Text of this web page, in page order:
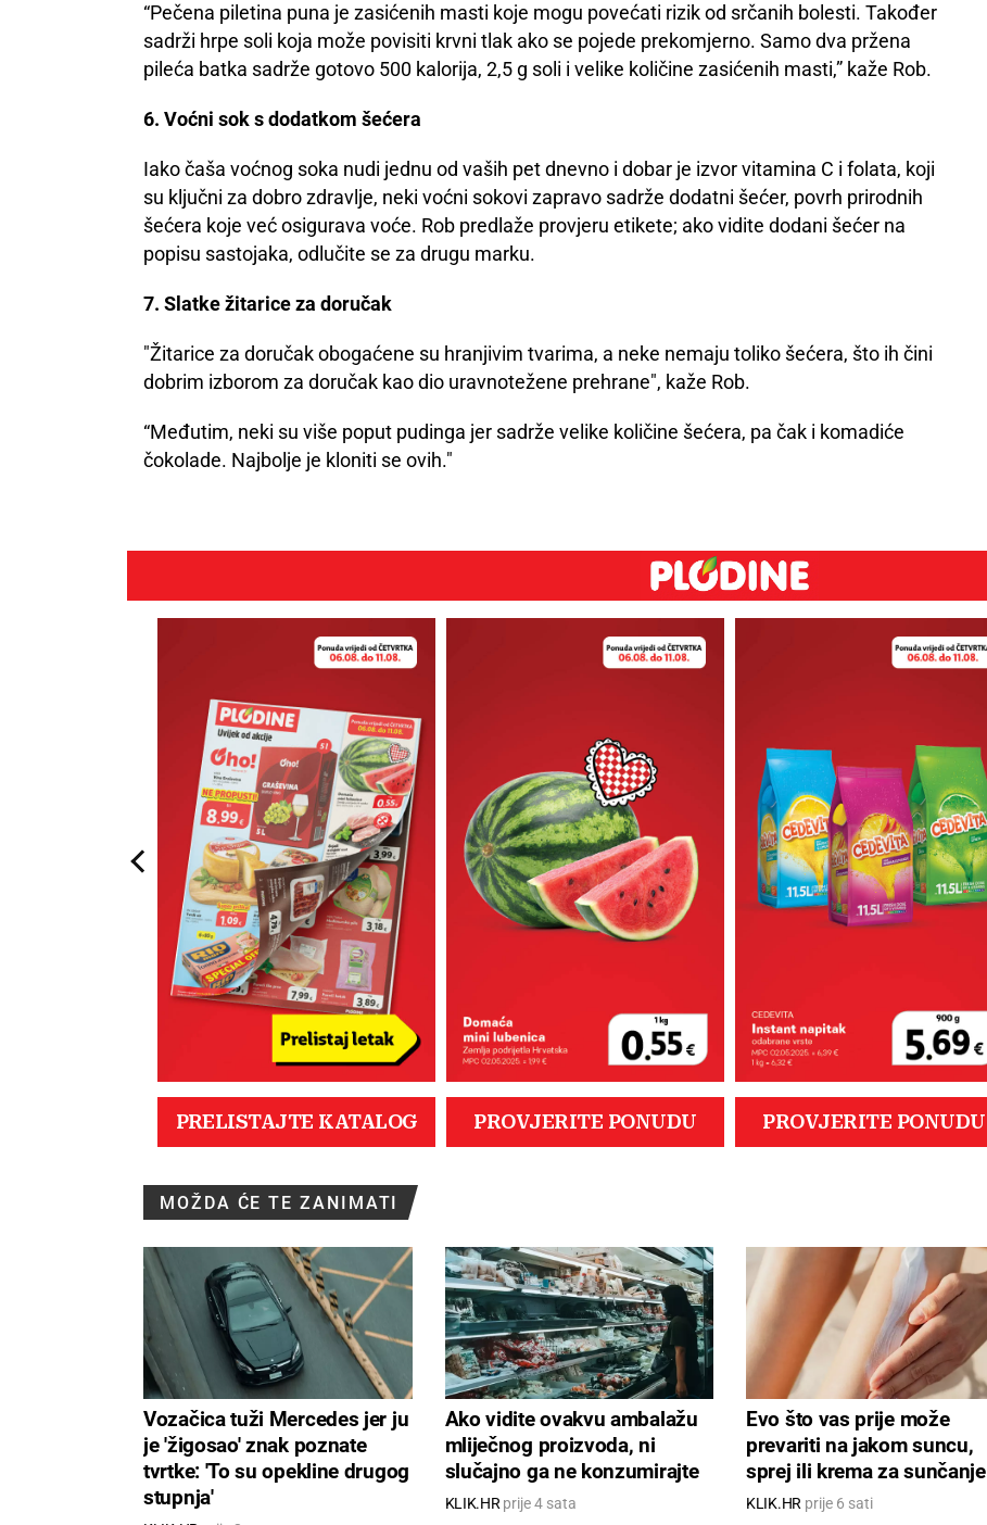
“Pečena piletina puna je zasićenih masti koje mogu povećati rizik od srčanih bolesti. Također
sadrži hrpe soli koja može povisiti krvni tlak ako se pojede prekomjerno. Samo dva pržena
pileća batka sadrže gotovo 500 kalorija, 2,5 g soli i velike količine zasićenih masti,” kaže Rob.
6. Voćni sok s dodatkom šećera
Iako čaša voćnog soka nudi jednu od vaših pet dnevno i dobar je izvor vitamina C i folata, koji
su ključni za dobro zdravlje, neki voćni sokovi zapravo sadrže dodatni šećer, povrh prirodnih
šećera koje već osigurava voće. Rob predlaže provjeru etikete; ako vidite dodani šećer na
popisu sastojaka, odlučite se za drugu marku.
7. Slatke žitarice za doručak
"Žitarice za doručak obogaćene su hranjivim tvarima, a neke nemaju toliko šećera, što ih čini
dobrim izborom za doručak kao dio uravnotežene prehrane", kaže Rob.
“Međutim, neki su više poput pudinga jer sadrže velike količine šećera, pa čak i komadiće
čokolade. Najbolje je kloniti se ovih."
MOŽDA ĆE TE ZANIMATI
Vozačica tuži Mercedes jer ju
je 'žigosao' znak poznate
tvrtke: 'To su opekline drugog
stupnja'
Ako vidite ovakvu ambalažu
mliječnog proizvoda, ni
slučajno ga ne konzumirajte
KLIK.HR prije 4 sata
Evo što vas prije može
prevariti na jakom suncu,
sprej ili krema za sunčanje
KLIK.HR prije 6 sati